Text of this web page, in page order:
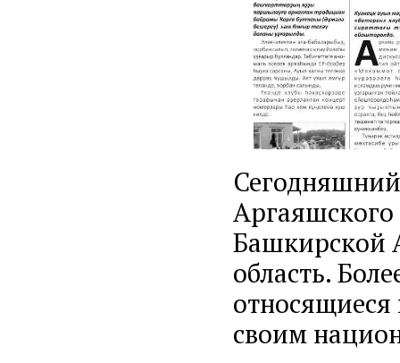
Аргаяшского
Башкирской
область.
своим